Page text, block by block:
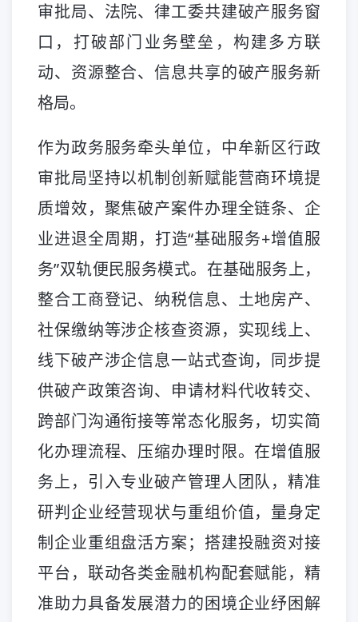
审批局、法院、律工委共建破产服务窗
口，打破部门业务壁垒，构建多方联
动、资源整合、信息共享的破产服务新
格局。
作为政务服务牵头单位，中牟新区行政
审批局坚持以机制创新赋能营商环境提
质增效，聚焦破产案件办理全链条、企
业进退全周期，打造“基础服务+增值服
务”双轨便民服务模式。在基础服务上，
整合工商登记、纳税信息、土地房产、
社保缴纳等涉企核查资源，实现线上、
线下破产涉企信息一站式查询，同步提
供破产政策咨询、申请材料代收转交、
跨部门沟通衔接等常态化服务，切实简
化办理流程、压缩办理时限。在增值服
务上，引入专业破产管理人团队，精准
研判企业经营现状与重组价值，量身定
制企业重组盘活方案；搭建投融资对接
平台，联动各类金融机构配套赋能，精
准助力具备发展潜力的困境企业纾困解